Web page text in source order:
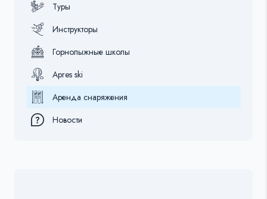
Туры
Инструкторы
Горнолыжные школы
Apres ski
Аренда снаряжения
Новости